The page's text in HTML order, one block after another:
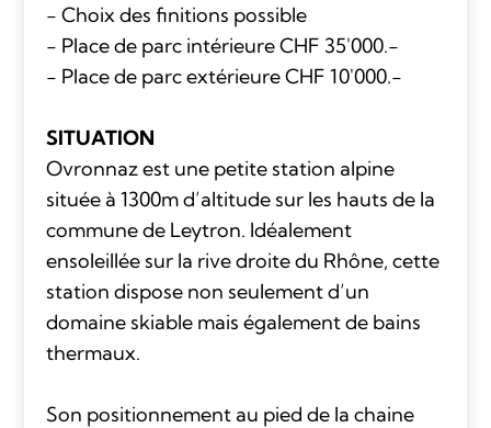
- Choix des finitions possible
- Place de parc intérieure CHF 35'000.-
- Place de parc extérieure CHF 10'000.-
SITUATION
Ovronnaz est une petite station alpine
située à 1300m d’altitude sur les hauts de la
commune de Leytron. Idéalement
ensoleillée sur la rive droite du Rhône, cette
station dispose non seulement d’un
domaine skiable mais également de bains
thermaux.
Son positionnement au pied de la chaine